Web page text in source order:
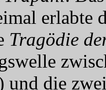
erlabte
Tragödie
und die